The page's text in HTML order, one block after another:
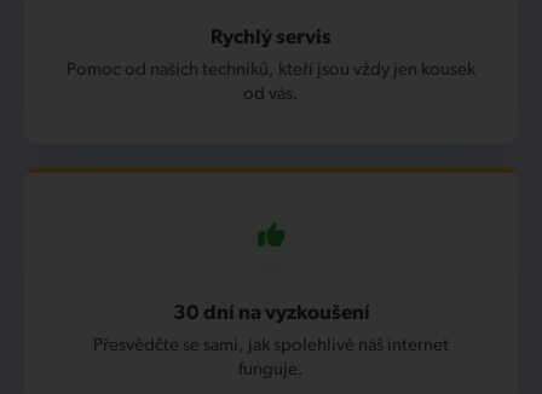
Rychlý servis
Pomoc od našich techniků, kteří jsou vždy jen kousek
od vás.
30 dní na vyzkoušení
Přesvědčte se sami, jak spolehlivě náš internet
funguje.